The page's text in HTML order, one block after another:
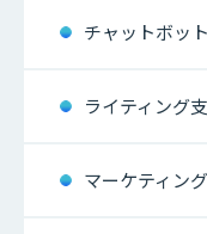
チャットボッ
ライティング
マーケティン